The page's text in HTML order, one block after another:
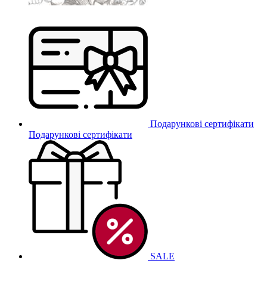
Подарункові сертифікати
Подарункові сертифікати
SALE